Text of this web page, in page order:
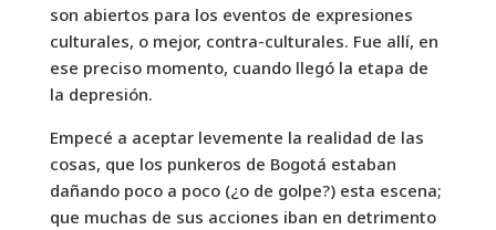
son abiertos para los eventos de expresiones
culturales, o mejor, contra-culturales. Fue allí, en
ese preciso momento, cuando llegó la etapa de
la depresión.
Empecé a aceptar levemente la realidad de las
cosas, que los punkeros de Bogotá estaban
dañando poco a poco (¿o de golpe?) esta escena;
que muchas de sus acciones iban en detrimento